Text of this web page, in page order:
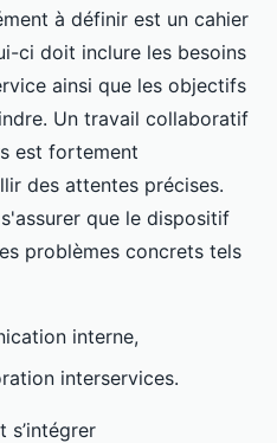
à définir est un cahier
ci doit inclure les besoins
ainsi que les objectifs
Un travail collaboratif
est fortement
des attentes précises.
que le dispositif
problèmes concrets tels
interne,
interservices.
s’intégrer